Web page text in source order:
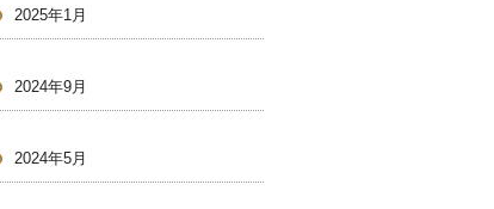
2025年1月
2024年9月
2024年5月